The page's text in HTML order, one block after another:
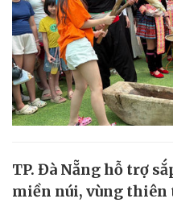
TP. Đà Nẵng hỗ trợ
miền núi, vùng thiên